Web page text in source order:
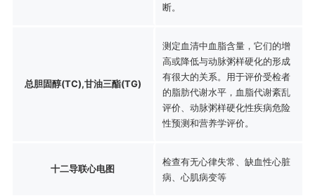
断。
总胆固醇(TC),甘油三酯(TG)
测定血清中血脂含量，它们的增
高或降低与动脉粥样硬化的形成
有很大的关系。用于评价受检者
的脂肪代谢水平，血脂代谢紊乱
评价、动脉粥样硬化性疾病危险
性预测和营养学评价。
十二导联心电图
检查有无心律失常、缺血性心脏
病、心肌病变等